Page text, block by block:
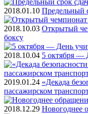
2018.01.10 Предельный
2018.10.03 Открытый
боксу
2018.10.04 5 октября —
2019.01.24 «Декада
пассажирском
2018.12.29 Новогоднее